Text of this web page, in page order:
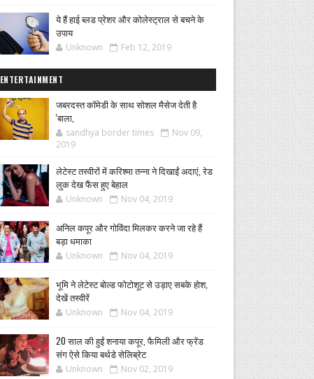
ये हैं हाई ब्लड प्रेशर और कोलेस्ट्राल से बचने के
उपाय
Unknown Feb 12, 2019
ENTERTAINMENT
जबरदस्त कॉमेडी के साथ सोशल मैसेज देती है
'बाला,
sandhya border times
Nov 09,
2019
लेटेस्ट तस्वीरों में करिश्मा तन्ना ने दिखाईं अदाएं, रेड
लुक देख फैंस हुए बेहाल
Unknown Nov 04, 2019
अनिल कपूर और गोविंदा मिलकर करने जा रहे हैं
बड़ा धमाका
Unknown Nov 04, 2019
भूमि ने लेटेस्ट बोल्ड फोटोशूट से उड़ाए सबके होश,
देखें तस्वीरें
Unknown Nov 04, 2019
20 साल की हुईं शनाया कपूर, फैमिली और फ्रेंड
संग ऐसे किया बर्थडे सेलिब्रेट
Unknown Nov 02, 2019